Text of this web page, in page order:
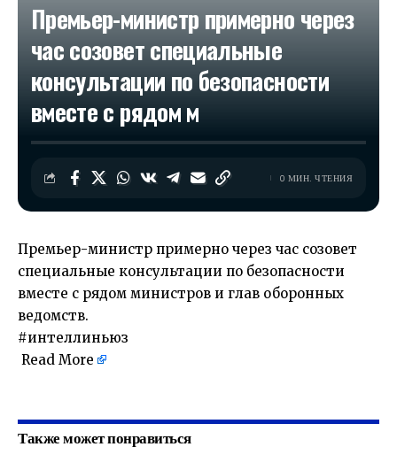
Премьер-министр примерно через
час созовет специальные
консультации по безопасности
вместе с рядом м
0 МИН. ЧТЕНИЯ
Премьер-министр примерно через час созовет
специальные консультации по безопасности
вместе с рядом министров и глав оборонных
ведомств.
#интеллиньюз
Read More
Также может понравиться